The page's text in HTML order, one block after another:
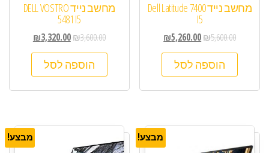
מחשב נייד Dell Latitude 7400
I5
₪5,600.00
₪5,260.00
הוספה לסל
מחשב נייד DELL VOSTRO
5481 I5
₪3,600.00
₪3,320.00
הוספה לסל
מבצע! מבצע!